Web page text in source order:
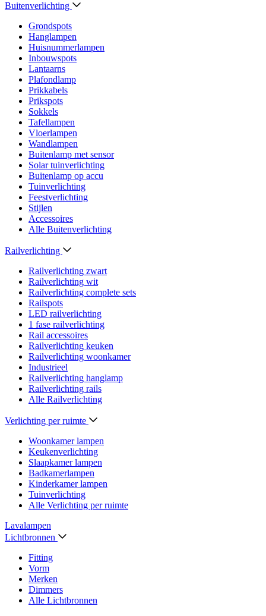
Buitenverlichting
Grondspots
Hanglampen
Huisnummerlampen
Inbouwspots
Lantaarns
Plafondlamp
Prikkabels
Prikspots
Sokkels
Tafellampen
Vloerlampen
Wandlampen
Buitenlamp met sensor
Solar tuinverlichting
Buitenlamp op accu
Tuinverlichting
Feestverlichting
Stijlen
Accessoires
Alle Buitenverlichting
Railverlichting
Railverlichting zwart
Railverlichting wit
Railverlichting complete sets
Railspots
LED railverlichting
1 fase railverlichting
Rail accessoires
Railverlichting keuken
Railverlichting woonkamer
Industrieel
Railverlichting hanglamp
Railverlichting rails
Alle Railverlichting
Verlichting per ruimte
Woonkamer lampen
Keukenverlichting
Slaapkamer lampen
Badkamerlampen
Kinderkamer lampen
Tuinverlichting
Alle Verlichting per ruimte
Lavalampen
Lichtbronnen
Fitting
Vorm
Merken
Dimmers
Alle Lichtbronnen